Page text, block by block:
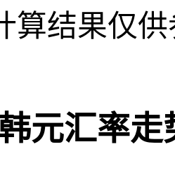
算结果仅
元汇率走